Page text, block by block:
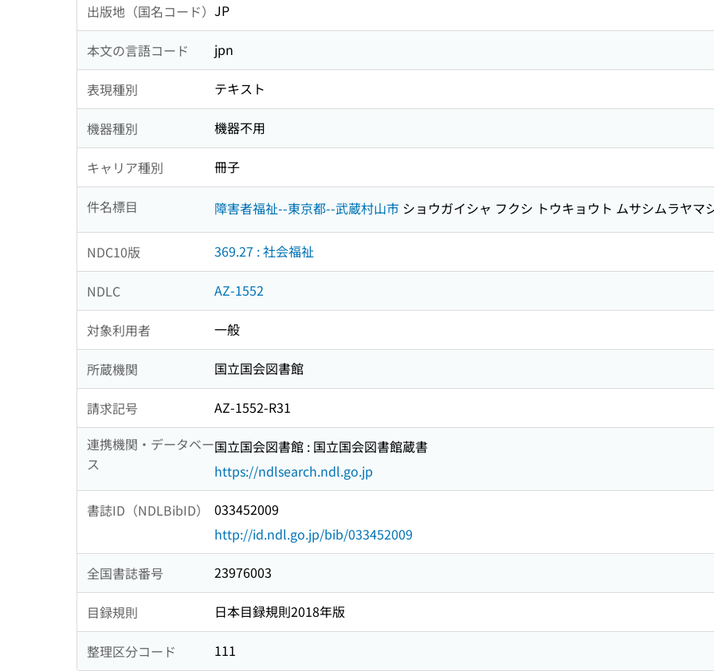
出版地（国名コード） JP
本文の言語コード jpn
表現種別 テキスト
機器種別 機器不用
キャリア種別 冊子
件名標目 障害者福祉--東京都--武蔵村山市 ショウガイシャ フクシ トウキョウト ムサシムラヤマ
NDC10版 369.27 : 社会福祉
NDLC AZ-1552
対象利用者 一般
所蔵機関 国立国会図書館
請求記号
AZ-1552-R31
連携機関・データベー
ス
国立国会図書館 : 国立国会図書館蔵書
https://ndlsearch.ndl.go.jp
書誌ID（NDLBibID）
033452009
http://id.ndl.go.jp/bib/033452009
全国書誌番号 23976003
目録規則 日本目録規則2018年版
整理区分コード 111